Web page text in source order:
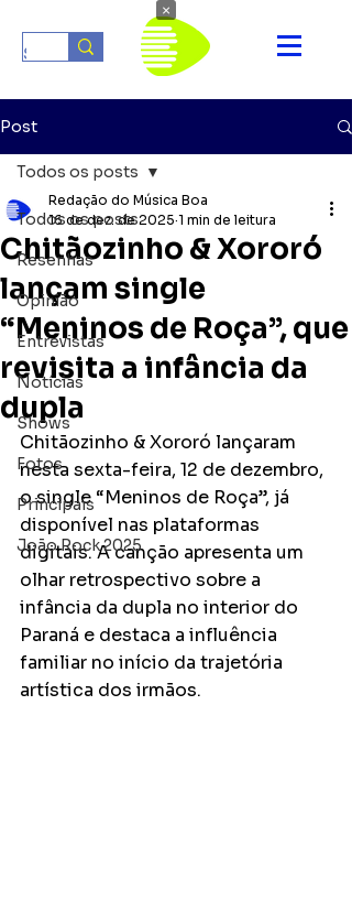
Post
Todos os posts
Resenhas
Opinião
Entrevistas
Notícias
Shows
Fotos
Principais
João Rock 2025
Todos os posts
Chitãozinho & Xororó
lançam single
“Meninos de Roça”, que
revisita a infância da
dupla
Redação do Música Boa
16 de dez. de 2025 1 min de leitura
Chitãozinho & Xororó lançaram
nesta sexta-feira, 12 de dezembro,
o single “Meninos de Roça”, já
disponível nas plataformas
digitais. A canção apresenta um
olhar retrospectivo sobre a
infância da dupla no interior do
Paraná e destaca a influência
familiar no início da trajetória
artística dos irmãos.
×